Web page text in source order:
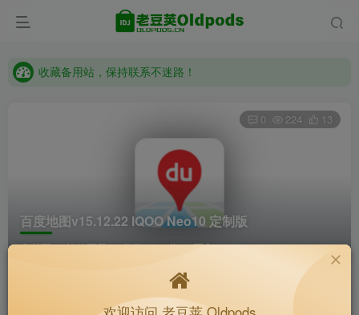
收藏备用站，保持联系不迷路！
收藏备用站，保持联系不迷路！
百度地图v15.12.22 IQOO Neo10 定制版
首页 软件下载 分类 64位 正文
0 224 13